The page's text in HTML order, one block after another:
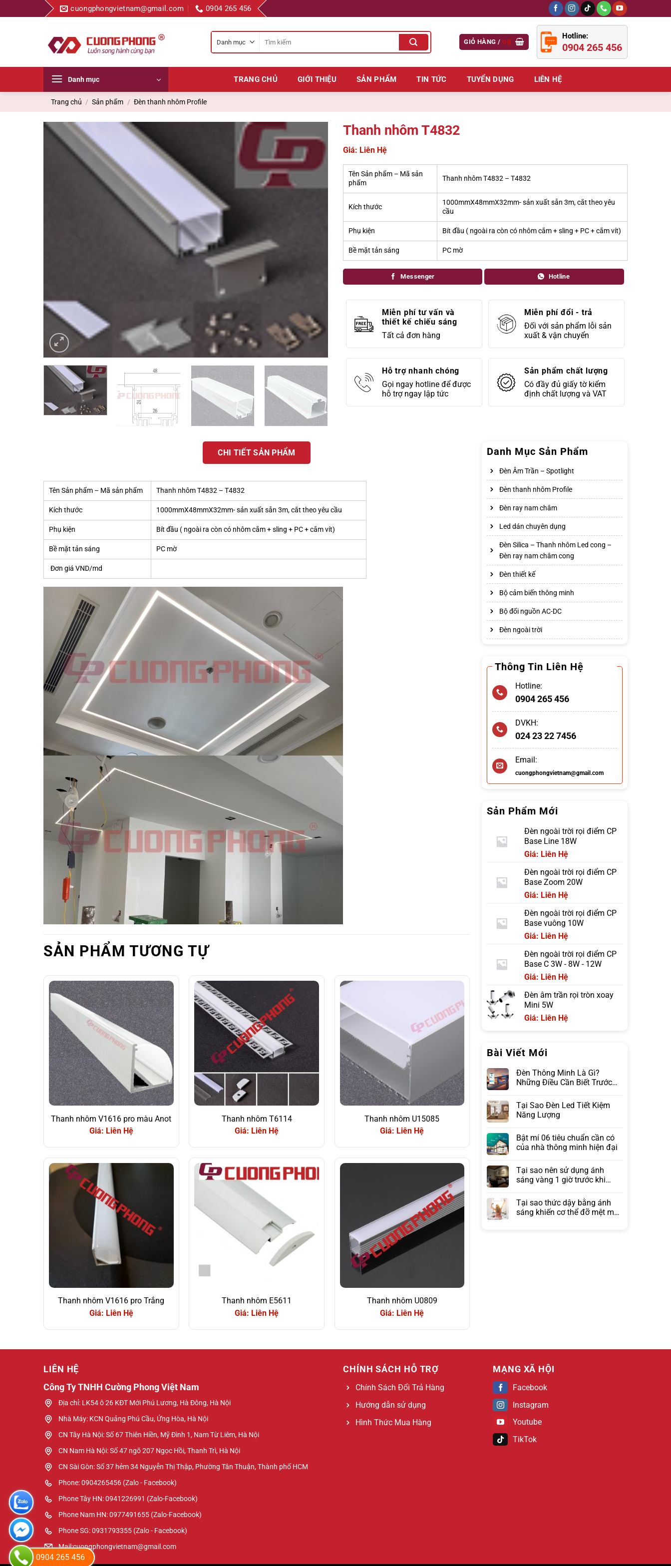
qua
cuongphongvietnam@gmail.com 0904 265 456
kiếm
cho:
GIỎ HÀNG / 0₫
Hotline:
0904 265 456
Danh mục TRANG CHỦ GIỚI THIỆU SẢN PHẨM TIN TỨC TUYỂN DỤNG LIÊN HỆ
Trang chủ / Sản phẩm / Đèn thanh nhôm Profile
Thanh nhôm T4832
Giá: Liên Hệ
Tên Sản phẩm – Mã sản
phẩm
Thanh nhôm T4832 – T4832
Kích thước
1000mmX48mmX32mm- sản xuất sẵn 3m, cắt theo yêu
cầu
Phụ kiện Bít đầu ( ngoài ra còn có nhôm cắm + sling + PC + cắm vít)
Bề mặt tản sáng PC mờ
Messenger Hotline
Miễn phí tư vấn và
thiết kế chiếu sáng
Tất cả đơn hàng
Miễn phí đổi - trả
Đối với sản phẩm lỗi sản
xuất & vận chuyển
Hỗ trợ nhanh chóng
Gọi ngay hotline để được
hỗ trợ ngay lập tức
Sản phẩm chất lượng
Có đầy đủ giấy tờ kiểm
định chất lượng và VAT
CHI TIẾT SẢN PHẨM
Tên Sản phẩm – Mã sản phẩm Thanh nhôm T4832 – T4832
Kích thước 1000mmX48mmX32mm- sản xuất sẵn 3m, cắt theo yêu cầu
Phụ kiện Bít đầu ( ngoài ra còn có nhôm cắm + sling + PC + cắm vít)
Bề mặt tản sáng PC mờ
Đơn giá VND/md
SẢN PHẨM TƯƠNG TỰ
Thanh nhôm V1616 pro màu Anot
Giá: Liên Hệ
Thanh nhôm T6114
Giá: Liên Hệ
Thanh nhôm U15085
Giá: Liên Hệ
Thanh nhôm V1616 pro Trắng
Giá: Liên Hệ
Thanh nhôm E5611
Giá: Liên Hệ
Thanh nhôm U0809
Giá: Liên Hệ
Danh Mục Sản Phẩm
Đèn Âm Trần – Spotlight
Đèn thanh nhôm Profile
Đèn ray nam châm
Led dán chuyên dụng
Đèn Silica – Thanh nhôm Led cong –
Đèn ray nam châm cong
Đèn thiết kế
Bộ cảm biến thông minh
Bộ đổi nguồn AC-DC
Đèn ngoài trời
Thông Tin Liên Hệ
Hotline:
0904 265 456
DVKH:
024 23 22 7456
Email:
cuongphongvietnam@gmail.com
Sản Phẩm Mới
Đèn ngoài trời rọi điểm CP
Base Line 18W
Giá: Liên Hệ
Đèn ngoài trời rọi điểm CP
Base Zoom 20W
Giá: Liên Hệ
Đèn ngoài trời rọi điểm CP
Base vuông 10W
Giá: Liên Hệ
Đèn ngoài trời rọi điểm CP
Base C 3W - 8W - 12W
Giá: Liên Hệ
Đèn âm trần rọi tròn xoay
Mini 5W
Giá: Liên Hệ
Bài Viết Mới
Đèn Thông Minh Là Gì?
Những Điều Cần Biết Trước
Tại Sao Đèn Led Tiết Kiệm
Năng Lượng
Bật mí 06 tiêu chuẩn cần có
của nhà thông minh hiện đại
Tại sao nên sử dụng ánh
sáng vàng 1 giờ trước khi
Tại sao thức dậy bằng ánh
sáng khiến cơ thể đỡ mệt mỏi
LIÊN HỆ
Công Ty TNHH Cường Phong Việt Nam
Địa chỉ: LK54 ô 26 KĐT Mới Phú Lương, Hà Đông, Hà Nội
Nhà Máy: KCN Quảng Phú Cầu, Ứng Hòa, Hà Nội
CN Tây Hà Nội: Số 67 Thiên Hiền, Mỹ Đình 1, Nam Từ Liêm, Hà Nội
CN Nam Hà Nội: Số 47 ngõ 207 Ngọc Hồi, Thanh Trì, Hà Nội
CN Sài Gòn: Số 37 hẻm 34 Nguyễn Thị Thập, Phường Tân Thuận, Thành phố HCM
Phone: 0904265456 (Zalo - Facebook)
Phone Tây HN: 0941226991 (Zalo-Facebook)
Phone Nam HN: 0977491655 (Zalo-Facebook)
Phone SG: 0931793355 (Zalo - Facebook)
Mail:cuongphongvietnam@gmail.com
CHÍNH SÁCH HỖ TRỢ
Chính Sách Đổi Trả Hàng
Hướng dẫn sử dụng
Hình Thức Mua Hàng
MẠNG XÃ HỘI
Facebook
Instagram
Youtube
TikTok
0904 265 456